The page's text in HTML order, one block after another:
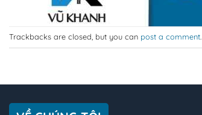
Trackbacks are closed, but you can post a comment.